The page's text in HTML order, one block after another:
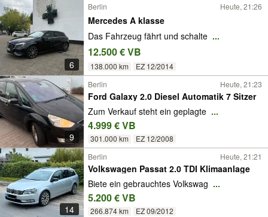
6
Berlin Heute, 21:26
Mercedes A klasse
Das Fahrzeug fährt und schalte ...
12.500 € VB
138.000 km EZ 12/2014
9
Berlin Heute, 21:23
Ford Galaxy 2.0 Diesel Automatik 7 Sitzer
Zum Verkauf steht ein geplagte ...
4.999 € VB
301.000 km EZ 12/2008
14
Berlin Heute, 21:21
Volkswagen Passat 2.0 TDI Klimaanlage
Biete ein gebrauchtes Volkswag ...
5.200 € VB
266.874 km EZ 09/2012